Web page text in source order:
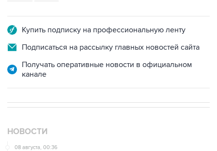
Купить подписку на профессиональную ленту
Подписаться на рассылку главных новостей сайта
Получать оперативные новости в официальном
канале
НОВОСТИ
08 августа, 00:36